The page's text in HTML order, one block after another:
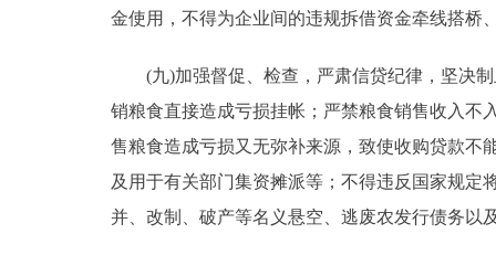
金使用，不得为企业间的违规拆借资金牵线搭桥
(九)加强督促、检查，严肃信贷纪律，坚决制
销粮食直接造成亏损挂帐；严禁粮食销售收入不
售粮食造成亏损又无弥补来源，致使收购贷款不
及用于有关部门集资摊派等；不得违反国家规
并、改制、破产等名义悬空、逃废农发行债务以